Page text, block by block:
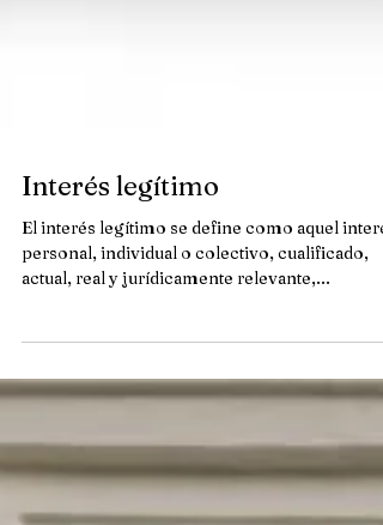
Interés legítimo
personal, individual o colectivo, cualificado,
actual, real y jurídicamente relevante,...